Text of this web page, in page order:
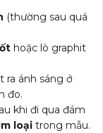
(thường sau quá
hoặc lò graphit
ra ánh sáng ở
đo.
khi đi qua đám
loại trong mẫu.